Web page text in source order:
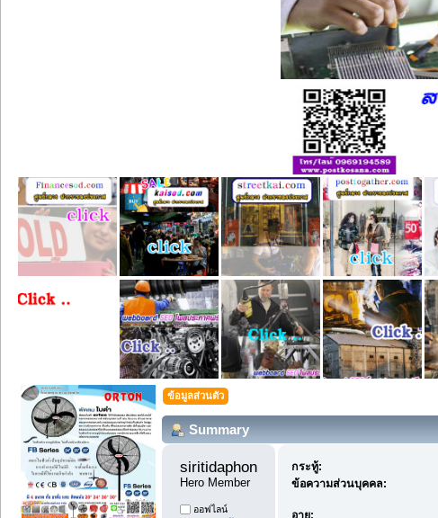
ข้อมูลส่วนตัว
Summary
Hero Member
ออฟไลน์
กระทู้:
ข้อความส่วนบุคคล:
อายุ: